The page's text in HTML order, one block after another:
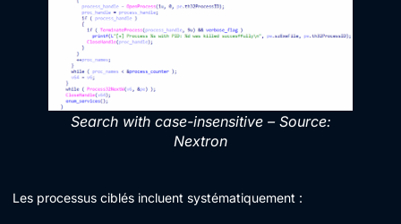
Search with case-insensitive – Source:
Nextron
Les processus ciblés incluent systématiquement :